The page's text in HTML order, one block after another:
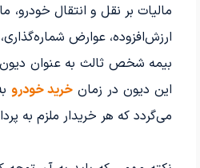
مالیات بر نقل و انتقال خودرو،
ارزش‌افزوده، عوارض
بیمه شخص ثالث به عنوان
این دیون در زمان خرید خودرو
می‌گردد که هر خریدار ملزم به